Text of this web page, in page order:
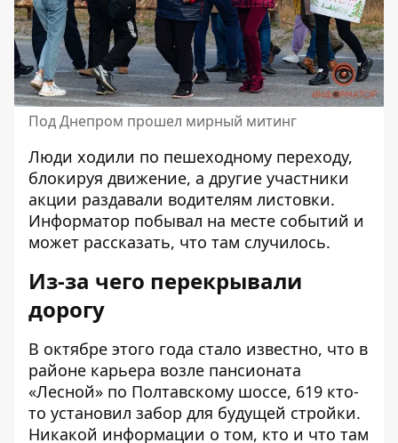
Под Днепром прошел мирный митинг
Люди ходили по пешеходному переходу,
блокируя движение, а другие участники
акции раздавали водителям листовки.
Информатор побывал на месте событий и
может рассказать, что там случилось.
Из-за чего перекрывали
дорогу
В октябре этого года стало известно, что в
районе карьера возле пансионата
«Лесной» по Полтавскому шоссе, 619 кто-
то установил забор для будущей стройки.
Никакой информации о том, кто и что там